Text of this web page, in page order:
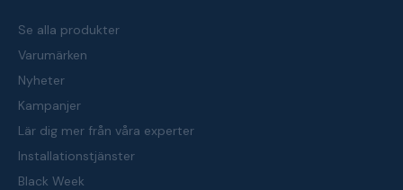
Se alla produkter
Varumärken
Nyheter
Kampanjer
Lär dig mer från våra experter
Installationstjänster
Black Week